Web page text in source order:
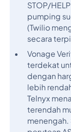
STOP/
pumping
(Twilio
secara
Vonage
terdekat
dengan
lebih
Telnyx
terendah
menengah.